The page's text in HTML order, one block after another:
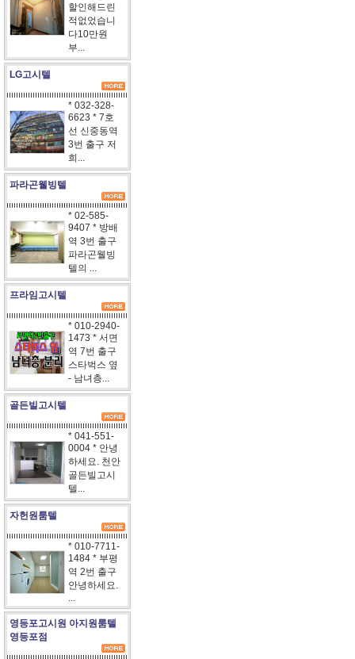
할인해드린
적없었습니
다10만원
부...
LG고시텔
* 032-328-
6623 * 7호
선 신중동역
3번 출구 저
희...
파라곤웰빙텔
* 02-585-
9407 * 방배
역 3번 출구
파라곤웰빙
텔의 ...
프라임고시텔
* 010-2940-
1473 * 서면
역 7번 출구
스타벅스 옆
- 남녀층...
골든빌고시텔
* 041-551-
0004 * 안녕
하세요. 천안
골든빌고시
텔...
자헌원룸텔
* 010-7711-
1484 * 부평
역 2번 출구
안녕하세요.
...
영등포고시원 아지원룸텔
영등포점